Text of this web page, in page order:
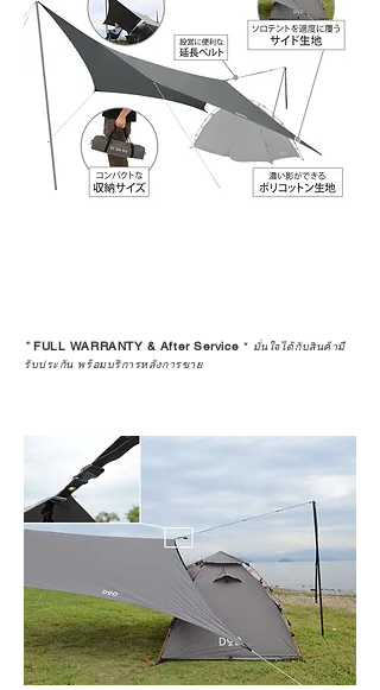
*FULL WARRANTY & After Service * มั่นใจได้กับสินค้ามี
รับประกัน พร้อมบริการหลังการขาย